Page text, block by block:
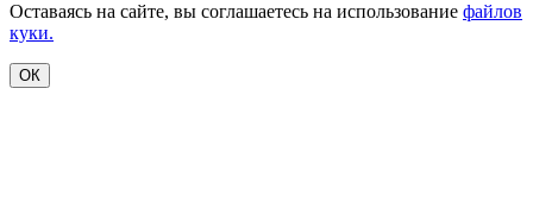
Оставаясь на сайте, вы соглашаетесь на использование файлов
куки.
ОК